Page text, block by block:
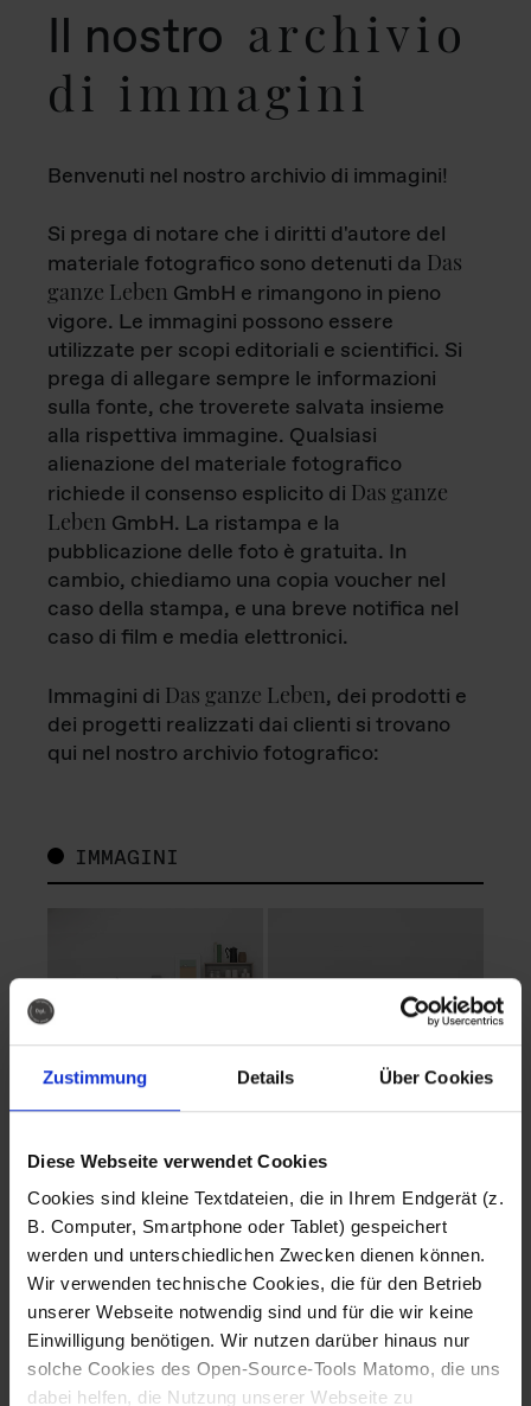
Zustimmung Details Über Cookies
Diese Webseite verwendet Cookies
Cookies sind kleine Textdateien, die in Ihrem Endgerät (z.
B. Computer, Smartphone oder Tablet) gespeichert
werden und unterschiedlichen Zwecken dienen können.
Wir verwenden technische Cookies, die für den Betrieb
unserer Webseite notwendig sind und für die wir keine
Einwilligung benötigen. Wir nutzen darüber hinaus nur
solche Cookies des Open-Source-Tools Matomo, die uns
dabei helfen, die Nutzung unserer Webseite zu
Il nostro archivio
di immagini
Benvenuti nel nostro archivio di immagini!
Si prega di notare che i diritti d'autore del
materiale fotografico sono detenuti da Das
ganze Leben GmbH e rimangono in pieno
vigore. Le immagini possono essere
utilizzate per scopi editoriali e scientifici. Si
prega di allegare sempre le informazioni
sulla fonte, che troverete salvata insieme
alla rispettiva immagine. Qualsiasi
alienazione del materiale fotografico
richiede il consenso esplicito di Das ganze
Leben GmbH. La ristampa e la
pubblicazione delle foto è gratuita. In
cambio, chiediamo una copia voucher nel
caso della stampa, e una breve notifica nel
caso di film e media elettronici.
Immagini di Das ganze Leben, dei prodotti e
dei progetti realizzati dai clienti si trovano
qui nel nostro archivio fotografico:
IMMAGINI
Fotografo: Lorenz
Sternbach
Download
Fotografo: Lorenz
Sternbach
Download